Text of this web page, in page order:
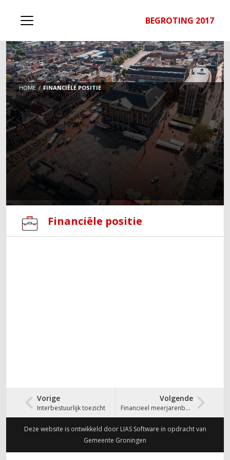
BEGROTING 2017
HOME FINANCIËLE POSITIE
Financiële positie
Vorige
Interbestuurlijk toezicht
Volgende
Financieel meerjarenbeeld
Deze website is ontwikkeld door LIAS Software in opdracht van
Gemeente Groningen